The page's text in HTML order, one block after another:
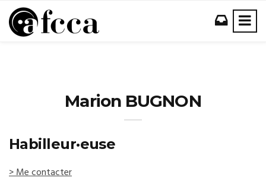
Marion BUGNON
Habilleur·euse
> Me contacter